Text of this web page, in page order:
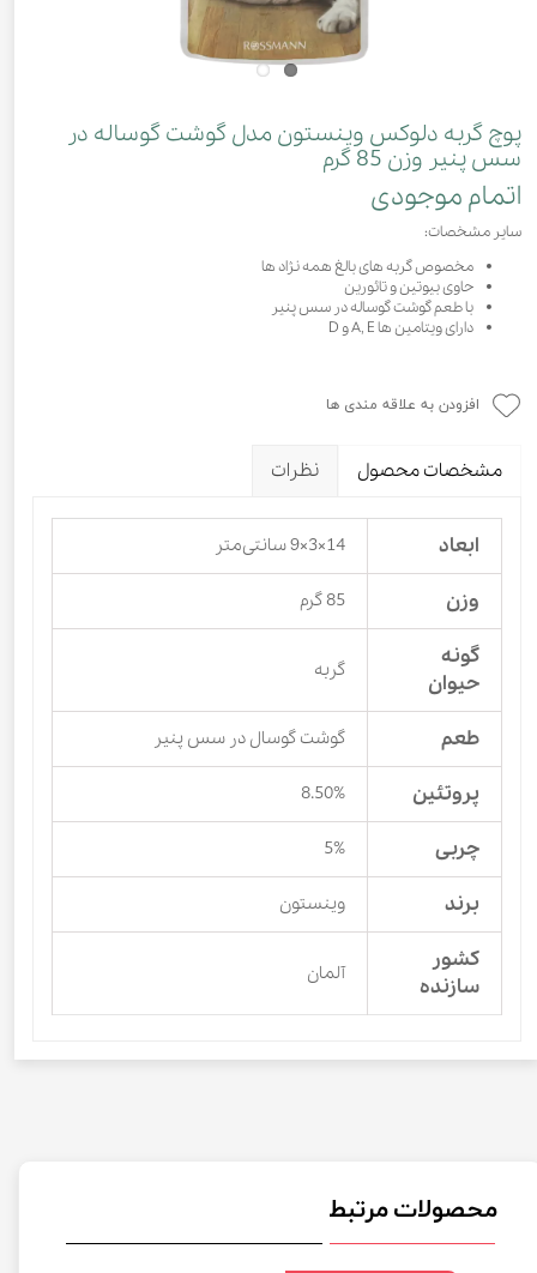
پوچ گربه دلوکس وینستون مدل گوشت گوساله در
سس پنیر وزن 85 گرم
اتمام موجودی
سایر مشخصات:
مخصوص گربه های بالغ همه نژاد ها
حاوی بیوتین و تائورین
با طعم گوشت گوساله در سس پنیر
دارای ویتامین ها A, E و D
افزودن به علاقه مندی ها
مشخصات محصول نظرات
ابعاد 14×3×9 سانتی‌متر
وزن 85 گرم
گونه
حیوان
گربه
طعم گوشت گوسال در سس پنیر
پروتئین 8.50%
چربی 5%
برند وینستون
کشور
سازنده
آلمان
محصولات مرتبط